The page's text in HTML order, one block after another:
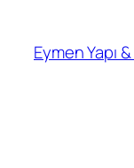
Eymen Yapı